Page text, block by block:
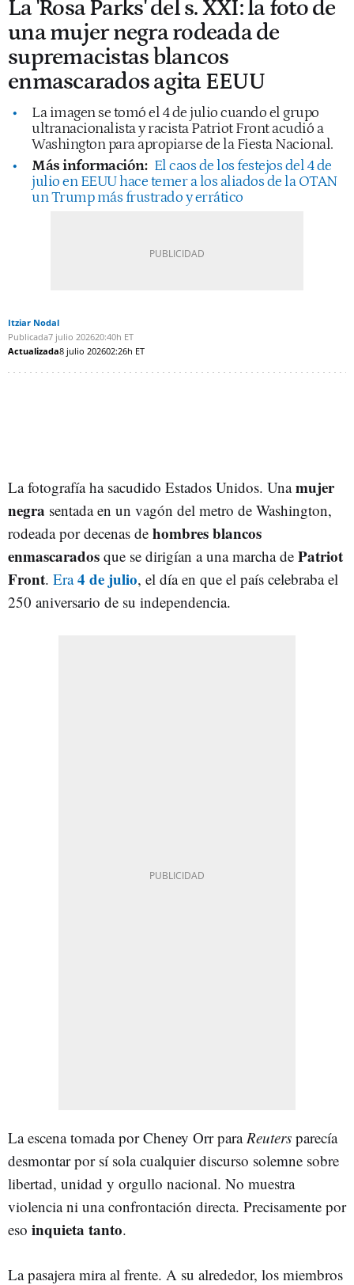
La 'Rosa Parks' del s. XXI: la foto de
una mujer negra rodeada de
supremacistas blancos
enmascarados agita EEUU
La imagen se tomó el 4 de julio cuando el grupo
ultranacionalista y racista Patriot Front acudió a
Washington para apropiarse de la Fiesta Nacional.
Más información: El caos de los festejos del 4 de
julio en EEUU hace temer a los aliados de la OTAN
un Trump más frustrado y errático
Itziar Nodal
Publicada7 julio 202620:40h ET
Actualizada8 julio 202602:26h ET
La fotografía ha sacudido Estados Unidos. Unamujer
negra sentada en un vagón del metro de Washington,
rodeada por decenas de hombres blancos
enmascarados que se dirigían a una marcha de Patriot
Front. Era4 de julio, el día en que el país celebraba el
250 aniversario de su independencia.
La escena tomada por Cheney Orr para Reuters parecía
desmontar por sí sola cualquier discurso solemne sobre
libertad, unidad y orgullo nacional. No muestra
violencia ni una confrontación directa. Precisamente por
eso inquieta tanto.
La pasajera mira al frente. A su alrededor, los miembros